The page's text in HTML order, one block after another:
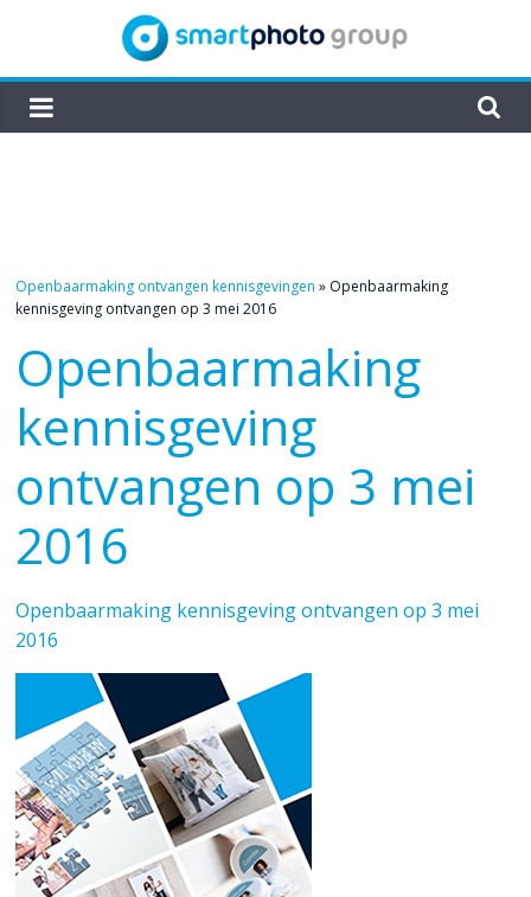
content
smartphoto
Openbaarmaking ontvangen kennisgevingen » Openbaarmaking
kennisgeving ontvangen op 3 mei 2016
Openbaarmaking
kennisgeving
ontvangen op 3 mei
2016
Openbaarmaking kennisgeving ontvangen op 3 mei
2016